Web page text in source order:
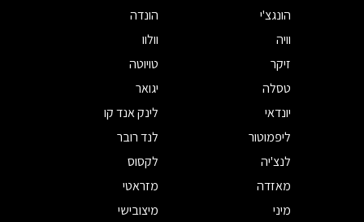
הונגצ'י
הונדה
וויה
וולוו
זיקר
טויוטה
טסלה
יגואר
יונדאי
לינק אנד קו
ליפמוטור
לנד רובר
לנצ'יה
לקסוס
מאזדה
מזראטי
מיני
מיצובישי